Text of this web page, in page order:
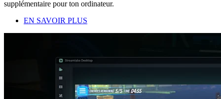
supplémentaire pour ton ordinateur.
EN SAVOIR PLUS